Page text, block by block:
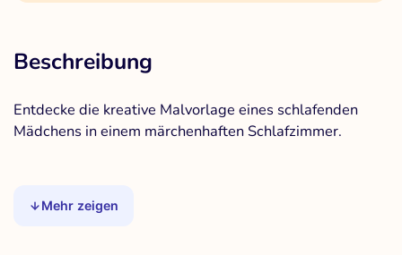
Beschreibung
Entdecke die kreative Malvorlage eines schlafenden
Mädchens in einem märchenhaften Schlafzimmer.
Mehr zeigen